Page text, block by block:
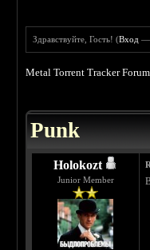
Здравствуйте, Гость! (Вход
Metal Torrent Tracker Forum
Punk
Holokozt
Junior Member